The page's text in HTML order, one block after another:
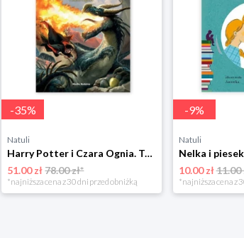
-35%
Natuli
Harry Potter i Czara Ognia. Tom 4 Media rodzina
51.00 zł78.00 zł*
*najniższa cena z 30 dni przed obniżką
-9%
Natuli
10.00 zł11.00
*najniższa cena z